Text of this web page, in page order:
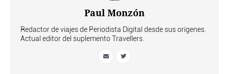
Paul Monzón
Redactor de viajes de Periodista Digital desde sus orígenes.
Actual editor del suplemento Travellers.